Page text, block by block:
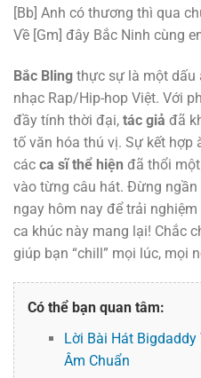
[Bb] Anh có thương thì qua
Về [Gm] đây Bắc Ninh cùng
Bắc Bling thực sự là một dấu
nhạc Rap/Hip-hop Việt. Với
đầy tính thời đại, tác giả đã
tố văn hóa thú vị. Sự kết hợp
các ca sĩ thể hiện đã thổi
vào từng câu hát. Đừng
ngay hôm nay để trải nghiệm
ca khúc này mang lại! Chắc
giúp bạn “chill” mọi lúc, mọi
Có thể bạn quan tâm:
Lời Bài Hát
Âm Chuẩn